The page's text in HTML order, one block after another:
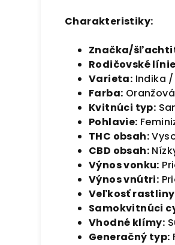
Charakteristiky:
Značka/
Rodičovské
Varieta: Indika
Farba:
Kvitnúci typ:
Pohlavie:
THC obsah:
CBD obsah:
Výnos vonku:
Výnos vnútri:
Veľkosť
Samokvitnúci
Vhodné klímy:
Generačný typ: